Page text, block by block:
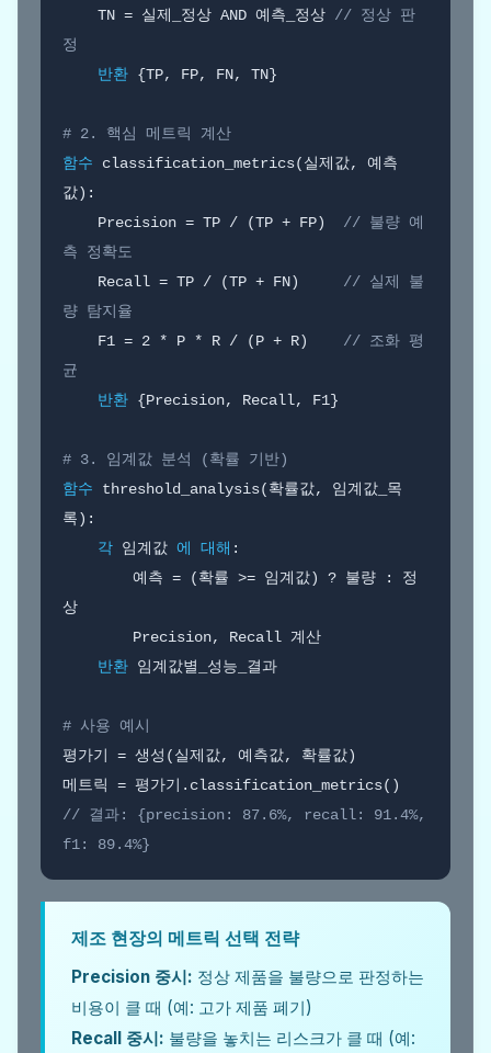
    TN = 실제_정상 AND 예측_정상
// 정상 판
정
반환 {TP, FP, FN, TN}
# 2. 핵심 메트릭 계산
함수 classification_metrics(실제값, 예측
값):
    Precision = TP / (TP + FP)
// 불량 예
측 정확도
    Recall = TP / (TP + FN)
// 실제 불
량 탐지율
    F1 = 2 * P * R / (P + R)
// 조화 평
균
반환 {Precision, Recall, F1}
# 3. 임계값 분석 (확률 기반)
함수 threshold_analysis(확률값, 임계값_목
록):
각 임계값 에 대해 :
상
반환 임계값별_성능_결과
# 사용 예시
평가기 = 생성(실제값, 예측값, 확률값)
// 결과: {precision: 87.6%, recall: 91.4%,
f1: 89.4%}
제조 현장의 메트릭 선택 전략
Precision 중시: 정상 제품을 불량으로 판정하는
비용이 클 때 (예: 고가 제품 폐기)
Recall 중시: 불량을 놓치는 리스크가 클 때 (예: